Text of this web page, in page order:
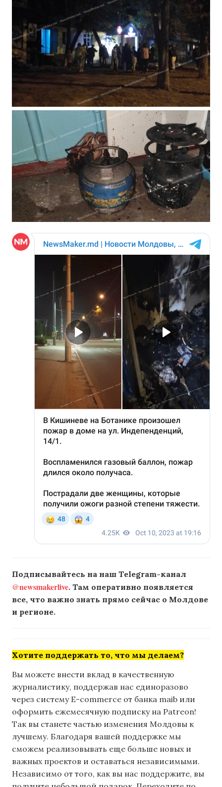
Подписывайтесь на наш Telegram-канал
@newsmakerlive. Там оперативно появляется
все, что важно знать прямо сейчас о Молдове
и регионе.
Хотите поддержать то, что мы делаем?
Вы можете внести вклад в качественную
журналистику, поддержав нас единоразово
через систему E-commerce от банка maib или
оформить ежемесячную подписку на Patreon!
Так вы станете частью изменения Молдовы к
лучшему. Благодаря вашей поддержке мы
сможем реализовывать еще больше новых и
важных проектов и оставаться независимыми.
Независимо от того, как вы нас поддержите, вы